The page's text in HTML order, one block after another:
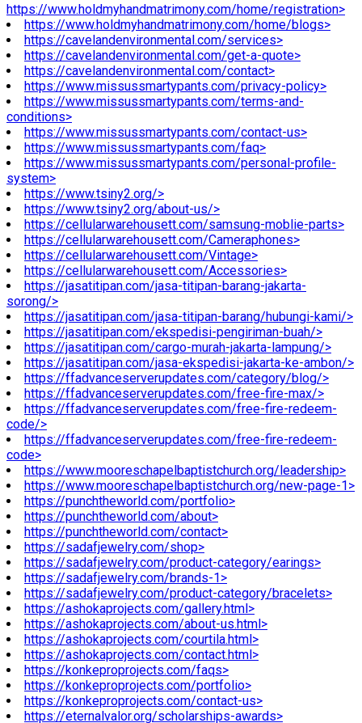
https://www.holdmyhandmatrimony.com/home/registration>
https://www.holdmyhandmatrimony.com/home/blogs>
https://cavelandenvironmental.com/services>
https://cavelandenvironmental.com/get-a-quote>
https://cavelandenvironmental.com/contact>
https://www.missussmartypants.com/privacy-policy>
https://www.missussmartypants.com/terms-and-
conditions>
https://www.missussmartypants.com/contact-us>
https://www.missussmartypants.com/faq>
https://www.missussmartypants.com/personal-profile-
system>
https://www.tsiny2.org/>
https://www.tsiny2.org/about-us/>
https://cellularwarehousett.com/samsung-moblie-parts>
https://cellularwarehousett.com/Cameraphones>
https://cellularwarehousett.com/Vintage>
https://cellularwarehousett.com/Accessories>
https://jasatitipan.com/jasa-titipan-barang-jakarta-
sorong/>
https://jasatitipan.com/jasa-titipan-barang/hubungi-kami/>
https://jasatitipan.com/ekspedisi-pengiriman-buah/>
https://jasatitipan.com/cargo-murah-jakarta-lampung/>
https://jasatitipan.com/jasa-ekspedisi-jakarta-ke-ambon/>
https://ffadvanceserverupdates.com/category/blog/>
https://ffadvanceserverupdates.com/free-fire-max/>
https://ffadvanceserverupdates.com/free-fire-redeem-
code/>
https://ffadvanceserverupdates.com/free-fire-redeem-
code>
https://www.mooreschapelbaptistchurch.org/leadership>
https://www.mooreschapelbaptistchurch.org/new-page-1>
https://punchtheworld.com/portfolio>
https://punchtheworld.com/about>
https://punchtheworld.com/contact>
https://sadafjewelry.com/shop>
https://sadafjewelry.com/product-category/earings>
https://sadafjewelry.com/brands-1>
https://sadafjewelry.com/product-category/bracelets>
https://ashokaprojects.com/gallery.html>
https://ashokaprojects.com/about-us.html>
https://ashokaprojects.com/courtila.html>
https://ashokaprojects.com/contact.html>
https://konkeproprojects.com/faqs>
https://konkeproprojects.com/portfolio>
https://konkeproprojects.com/contact-us>
https://eternalvalor.org/scholarships-awards>